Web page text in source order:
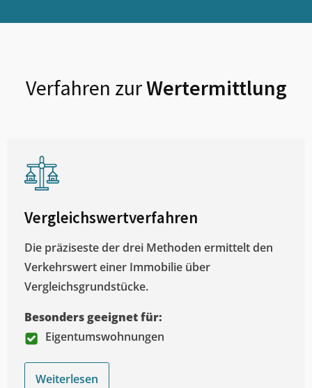
Verfahren zurWertermittlung
Vergleichswertverfahren
Die präziseste der drei Methoden ermittelt den
Verkehrswert einer Immobilie über
Vergleichsgrundstücke.
Besonders geeignet für:
Eigentumswohnungen
Weiterlesen